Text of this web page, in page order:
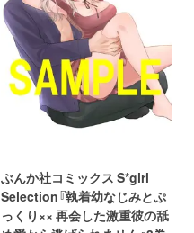
ぶんか社コミックス S*girl
Selection『執着幼なじみとぷ
っくり×× 再会した激重彼の舐